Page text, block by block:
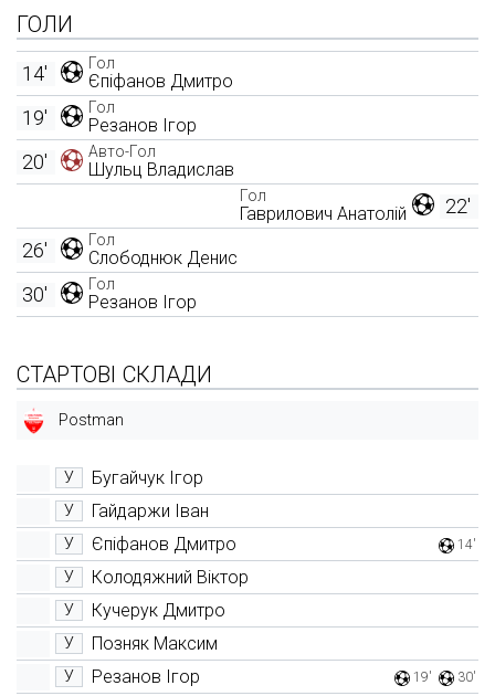
ГОЛИ
Гол
Єпіфанов Дмитро
14'
Гол
Резанов Ігор
19'
Авто-Гол
Шульц Владислав
20'
22'
Гол
Гаврилович Анатолій
Гол
Слободнюк Денис
26'
Гол
Резанов Ігор
30'
СТАРТОВІ СКЛАДИ
Postman
У Бугайчук Ігор
У Гайдаржи Іван
У Єпіфанов Дмитро 14'
У Колодяжний Віктор
У Кучерук Дмитро
У Позняк Максим
У Резанов Ігор 19' 30'